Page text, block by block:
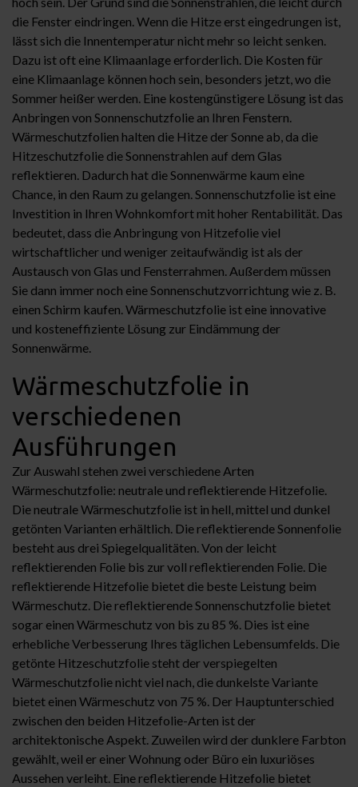
die Fenster eindringen. Wenn die Hitze erst eingedrungen ist,
lässt sich die Innentemperatur nicht mehr so leicht senken.
Dazu ist oft eine Klimaanlage erforderlich. Die Kosten für
eine Klimaanlage können hoch sein, besonders jetzt, wo die
Sommer heißer werden. Eine kostengünstigere Lösung ist das
Anbringen von Sonnenschutzfolie an Ihren Fenstern.
Wärmeschutzfolien halten die Hitze der Sonne ab, da die
Hitzeschutzfolie die Sonnenstrahlen auf dem Glas
reflektieren. Dadurch hat die Sonnenwärme kaum eine
Chance, in den Raum zu gelangen. Sonnenschutzfolie ist eine
Investition in Ihren Wohnkomfort mit hoher Rentabilität. Das
bedeutet, dass die Anbringung von Hitzefolie viel
wirtschaftlicher und weniger zeitaufwändig ist als der
Austausch von Glas und Fensterrahmen. Außerdem müssen
Sie dann immer noch eine Sonnenschutzvorrichtung wie z. B.
einen Schirm kaufen. Wärmeschutzfolie ist eine innovative
und kosteneffiziente Lösung zur Eindämmung der
Sonnenwärme.
Wärmeschutzfolie in
verschiedenen
Ausführungen
Zur Auswahl stehen zwei verschiedene Arten
Wärmeschutzfolie: neutrale und reflektierende Hitzefolie.
Die neutrale Wärmeschutzfolie ist in hell, mittel und dunkel
getönten Varianten erhältlich. Die reflektierende Sonnenfolie
besteht aus drei Spiegelqualitäten. Von der leicht
reflektierenden Folie bis zur voll reflektierenden Folie. Die
reflektierende Hitzefolie bietet die beste Leistung beim
Wärmeschutz. Die reflektierende Sonnenschutzfolie bietet
sogar einen Wärmeschutz von bis zu 85 %. Dies ist eine
erhebliche Verbesserung Ihres täglichen Lebensumfelds. Die
getönte Hitzeschutzfolie steht der verspiegelten
Wärmeschutzfolie nicht viel nach, die dunkelste Variante
bietet einen Wärmeschutz von 75 %. Der Hauptunterschied
zwischen den beiden Hitzefolie-Arten ist der
architektonische Aspekt. Zuweilen wird der dunklere Farbton
gewählt, weil er einer Wohnung oder Büro ein luxuriöses
Aussehen verleiht. Eine reflektierende Hitzefolie bietet